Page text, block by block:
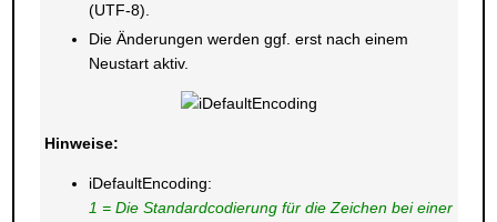
(UTF-8).
Die Änderungen werden ggf. erst nach einem
Neustart aktiv.
Hinweise:
iDefaultEncoding:
1 = Die Standardcodierung für die Zeichen bei einer